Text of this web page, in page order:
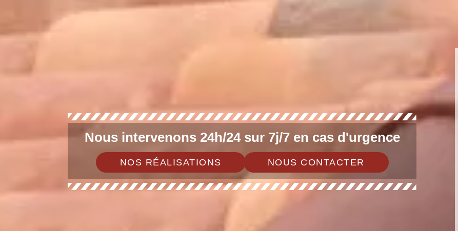
Nous intervenons 24h/24 sur 7j/7 en cas d'urgence
NOS RÉALISATIONS NOUS CONTACTER